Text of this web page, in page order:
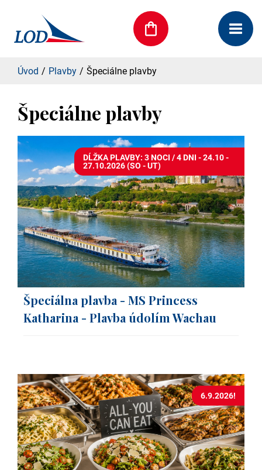
Úvod Plavby Špeciálne plavby
Špeciálne plavby
DĹŽKA PLAVBY: 3 NOCI / 4 DNI - 24.10 -
27.10.2026 (SO - UT)
Špeciálna plavba - MS Princess
Katharina - Plavba údolím Wachau
6.9.2026!